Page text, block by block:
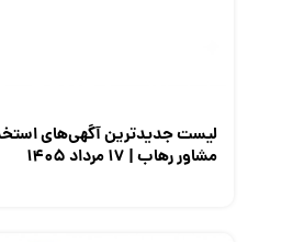
لیست جدیدترین آگهی‌های
مشاور رهاب | ۱۷ مرداد ۱۴۰۵